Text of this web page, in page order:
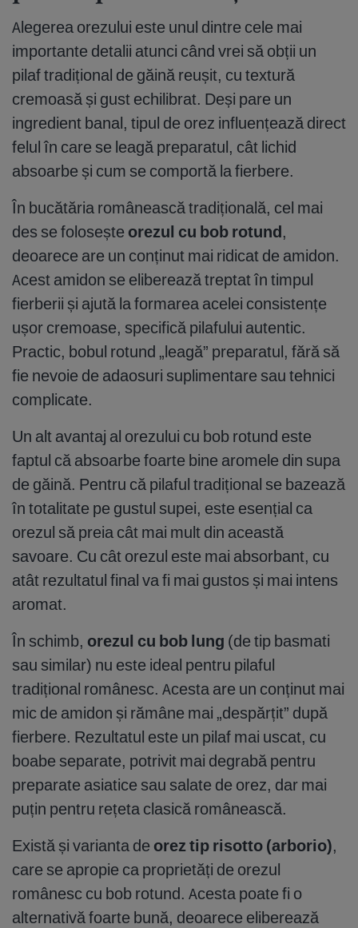
Alegerea orezului este unul dintre cele mai
importante detalii atunci când vrei să obții un
pilaf tradițional de găină reușit, cu textură
cremoasă și gust echilibrat. Deși pare un
ingredient banal, tipul de orez influențează direct
felul în care se leagă preparatul, cât lichid
absoarbe și cum se comportă la fierbere.
În bucătăria românească tradițională, cel mai
des se folosește orezul cu bob rotund,
deoarece are un conținut mai ridicat de amidon.
Acest amidon se eliberează treptat în timpul
fierberii și ajută la formarea acelei consistențe
ușor cremoase, specifică pilafului autentic.
Practic, bobul rotund „leagă” preparatul, fără să
fie nevoie de adaosuri suplimentare sau tehnici
complicate.
Un alt avantaj al orezului cu bob rotund este
faptul că absoarbe foarte bine aromele din supa
de găină. Pentru că pilaful tradițional se bazează
în totalitate pe gustul supei, este esențial ca
orezul să preia cât mai mult din această
savoare. Cu cât orezul este mai absorbant, cu
atât rezultatul final va fi mai gustos și mai intens
aromat.
În schimb, orezul cu bob lung (de tip basmati
sau similar) nu este ideal pentru pilaful
tradițional românesc. Acesta are un conținut mai
mic de amidon și rămâne mai „despărțit” după
fierbere. Rezultatul este un pilaf mai uscat, cu
boabe separate, potrivit mai degrabă pentru
preparate asiatice sau salate de orez, dar mai
puțin pentru rețeta clasică românească.
Există și varianta de orez tip risotto (arborio),
care se apropie ca proprietăți de orezul
românesc cu bob rotund. Acesta poate fi o
alternativă foarte bună, deoarece eliberează